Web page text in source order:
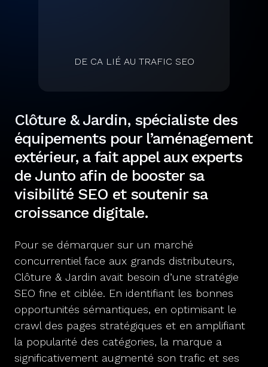
DE CA LIÉ AU TRAFIC SEO
Clôture & Jardin, spécialiste des
équipements pour l’aménagement
extérieur, a fait appel aux experts
de Junto afin de booster sa
visibilité SEO et soutenir sa
croissance digitale.
Pour se démarquer sur un marché
concurrentiel face aux grands distributeurs,
Clôture & Jardin avait besoin d’une stratégie
SEO fine et ciblée. En identifiant les bonnes
opportunités sémantiques, en optimisant le
crawl des pages stratégiques et en amplifiant
la popularité des catégories, la marque a
significativement augmenté son trafic et ses